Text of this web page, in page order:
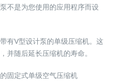
不是为您使用的应用程序而设
有V型设计泵的单级压缩机。这
并随后延长压缩机的寿命。
固定式单级空气压缩机